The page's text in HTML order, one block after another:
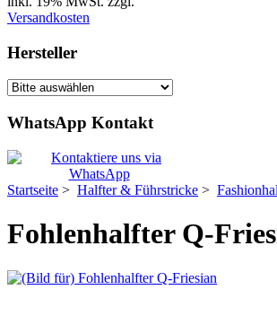
Versandkosten
Hersteller
WhatsApp Kontakt
Startseite > Halfter & Führstricke >
Fohlenhalfter Q-